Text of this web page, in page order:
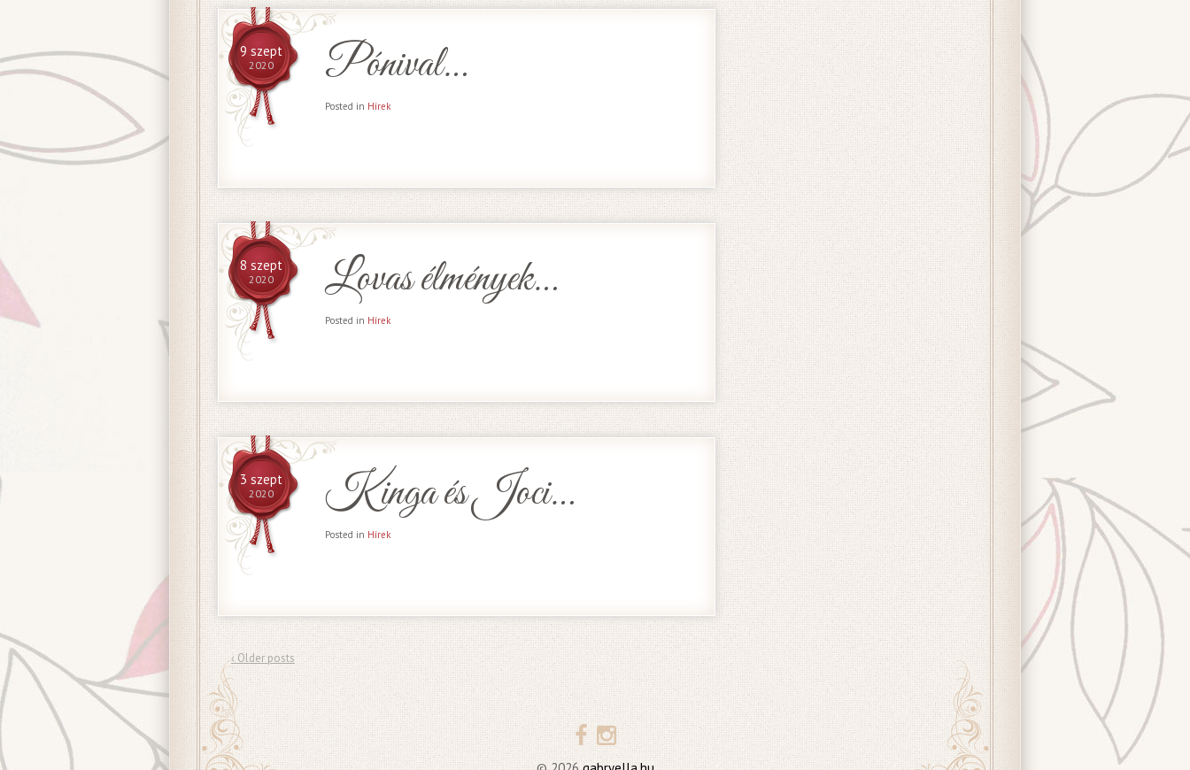
Pónival…
9 szept
2020
Posted in Hírek
Lovas élmények…
8 szept
2020
Posted in Hírek
Kinga és Joci…
3 szept
2020
Posted in Hírek
‹ Older posts